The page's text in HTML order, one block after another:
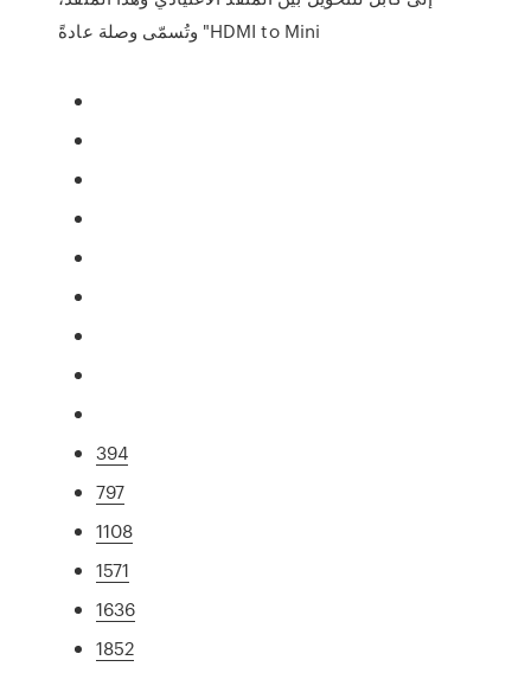
وتُسمّى وصلة عادةً "HDMI to Mini
394
797
1108
1571
1636
1852